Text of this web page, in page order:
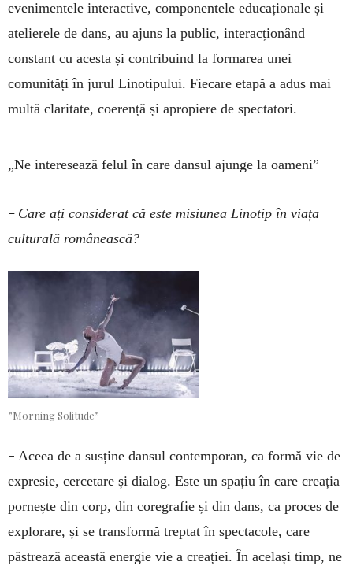
evenimentele interactive, componentele educaționale și
atelierele de dans, au ajuns la public, interacționând
constant cu acesta și contribuind la formarea unei
comunități în jurul Linotipului. Fiecare etapă a adus mai
multă claritate, coerență și apropiere de spectatori.
„Ne interesează felul în care dansul ajunge la oameni”
– Care ați considerat că este misiunea Linotip în viața
culturală românească?
”Morning Solitude”
– Aceea de a susține dansul contemporan, ca formă vie de
expresie, cercetare și dialog. Este un spațiu în care creația
pornește din corp, din coregrafie și din dans, ca proces de
explorare, și se transformă treptat în spectacole, care
păstrează această energie vie a creației. În același timp, ne